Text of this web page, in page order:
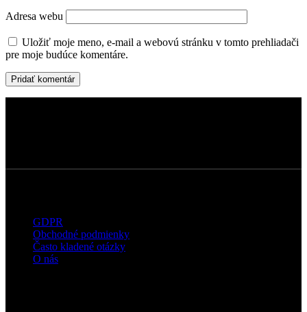
Adresa webu
Uložiť moje meno, e-mail a webovú stránku v tomto prehliadači
pre moje budúce komentáre.
GDPR
Obchodné podmienky
Často kladené otázky
O nás